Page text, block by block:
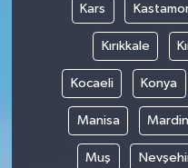
Kars
Kırıkkale
Kocaeli Konya
Manisa Mardin
Muş